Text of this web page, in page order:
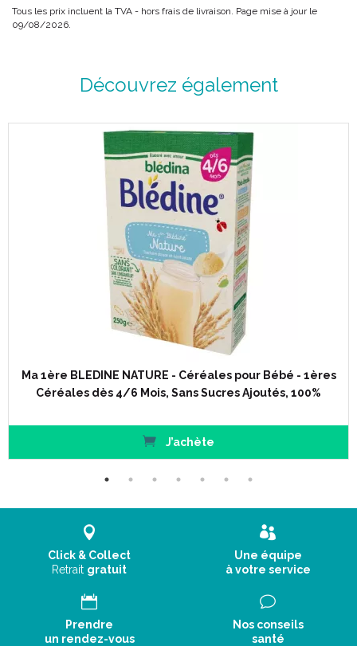
Tous les prix incluent la TVA - hors frais de livraison. Page mise à jour le
09/08/2026.
Découvrez également
Ma 1ère BLEDINE NATURE - Céréales pour Bébé - 1ères
Céréales dès 4/6 Mois, Sans Sucres Ajoutés, 100%
J’achète
Click & Collect
Retrait gratuit
Une équipe
à votre service
Prendre
un rendez-vous
Nos conseils
santé